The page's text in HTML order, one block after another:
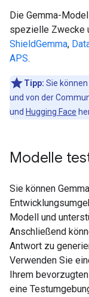
Die Gemma-
spezielle Zwecke
ShieldGemma,
APS.
Tipp: Sie
und von der
und Hugging Face
Modelle
Sie können
Modell und
Anschließend
Antwort zu
Verwenden Sie
Ihrem
eine